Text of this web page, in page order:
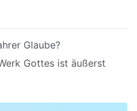
Glaube?
Gottes ist äußerst